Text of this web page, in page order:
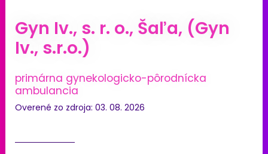
Gyn Iv., s. r. o., Šaľa, (Gyn
Iv., s.r.o.)
primárna gynekologicko-pôrodnícka
ambulancia
Overené zo zdroja: 03. 08. 2026